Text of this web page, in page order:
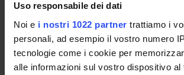
Uso responsabile dei dati
Noi e i nostri 1022 partner trattiamo i
personali, ad esempio il vostro numero
tecnologie come i cookie per
alle informazioni sul vostro dispositivo al
Vitroplant S.p.A.
Finanziamento:assegnato e gestito dal
Programma:COFATENEO -
progetti di ricerca di Interesse nazionale